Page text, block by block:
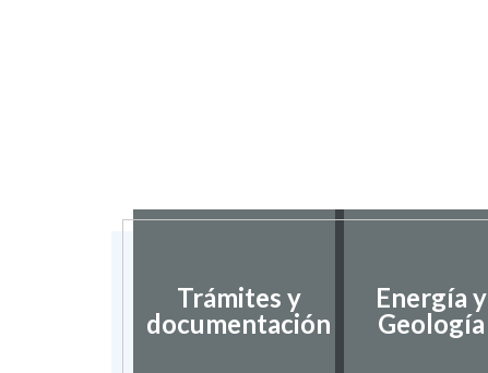
Trámites y
documentación
Energía y
Geología